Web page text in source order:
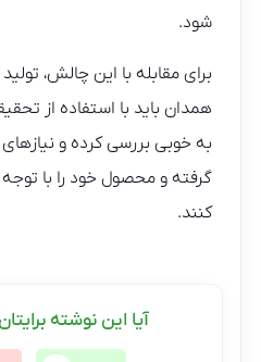
شود.
برای مقابله با این چالش،
همدان باید با استفاده از
به خوبی بررسی کرده و نیازهای
گرفته و محصول خود را با توجه
کنند.
آیا این نوشته